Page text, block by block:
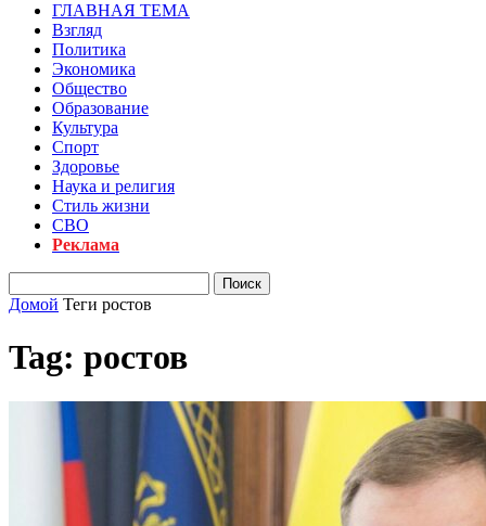
ГЛАВНАЯ ТЕМА
Взгляд
Политика
Экономика
Общество
Образование
Культура
Спорт
Здоровье
Наука и религия
Стиль жизни
СВО
Реклама
Домой Теги ростов
Tag: ростов